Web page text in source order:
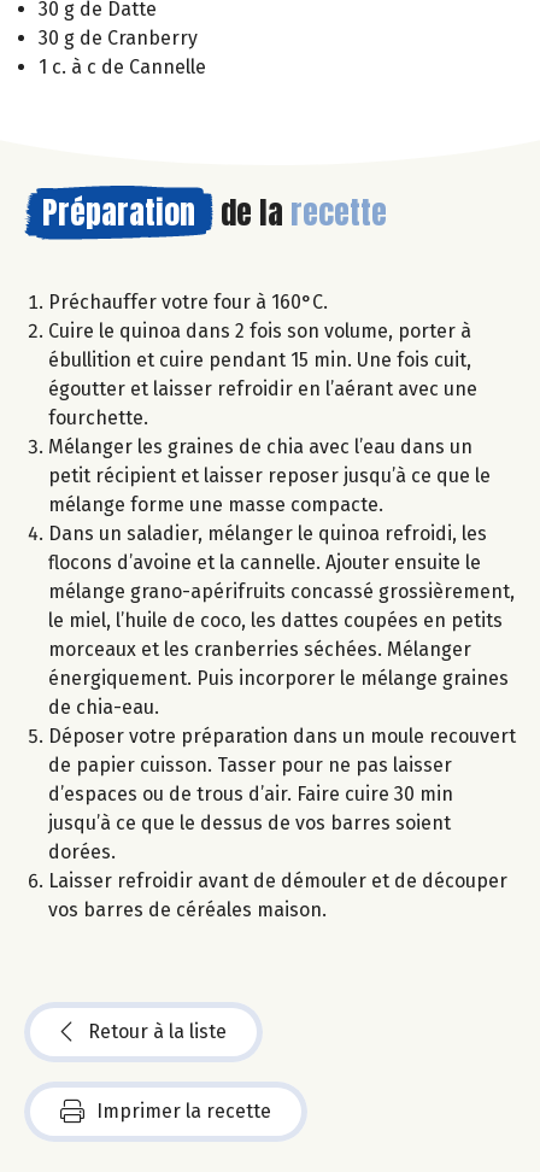
30 g de Datte
30 g de Cranberry
1 c. à c de Cannelle
Préparation de la recette
Préchauffer votre four à 160°C.
Cuire le quinoa dans 2 fois son volume, porter à
ébullition et cuire pendant 15 min. Une fois cuit,
égoutter et laisser refroidir en l’aérant avec une
fourchette.
Mélanger les graines de chia avec l’eau dans un
petit récipient et laisser reposer jusqu’à ce que le
mélange forme une masse compacte.
Dans un saladier, mélanger le quinoa refroidi, les
flocons d’avoine et la cannelle. Ajouter ensuite le
mélange grano-apérifruits concassé grossièrement,
le miel, l’huile de coco, les dattes coupées en petits
morceaux et les cranberries séchées. Mélanger
énergiquement. Puis incorporer le mélange graines
de chia-eau.
Déposer votre préparation dans un moule recouvert
de papier cuisson. Tasser pour ne pas laisser
d’espaces ou de trous d’air. Faire cuire 30 min
jusqu’à ce que le dessus de vos barres soient
dorées.
Laisser refroidir avant de démouler et de découper
vos barres de céréales maison.
Retour à la liste
Imprimer la recette